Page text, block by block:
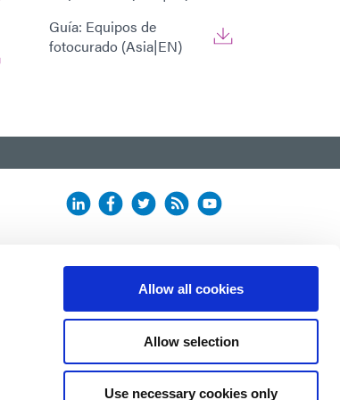
Allow all cookies
Allow selection
Use necessary cookies only
Guía: Equipos de
fotocurado (Asia|EN)